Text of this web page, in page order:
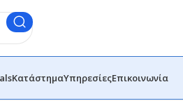
ΚατάστημαΥπηρεσίεςΕπικοινωνία